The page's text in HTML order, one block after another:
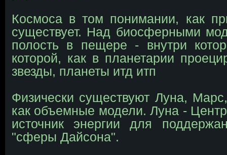
Космоса в том понимании, как
существует. Над биосферными
полость в пещере - внутри
которой, как в планетарии
звезды, планеты итд итп
Физически существуют Луна,
как объемные модели. Луна -
источник энергии для
"сферы Дайсона".